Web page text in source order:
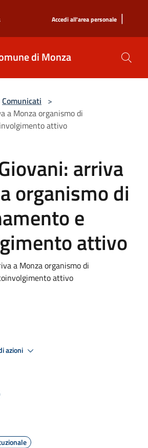
Accedi all'area personale |
di Monza
Comunicati >
a Monza organismo di
attivo
arriva
organismo di
e
attivo
a Monza organismo di
attivo
azioni